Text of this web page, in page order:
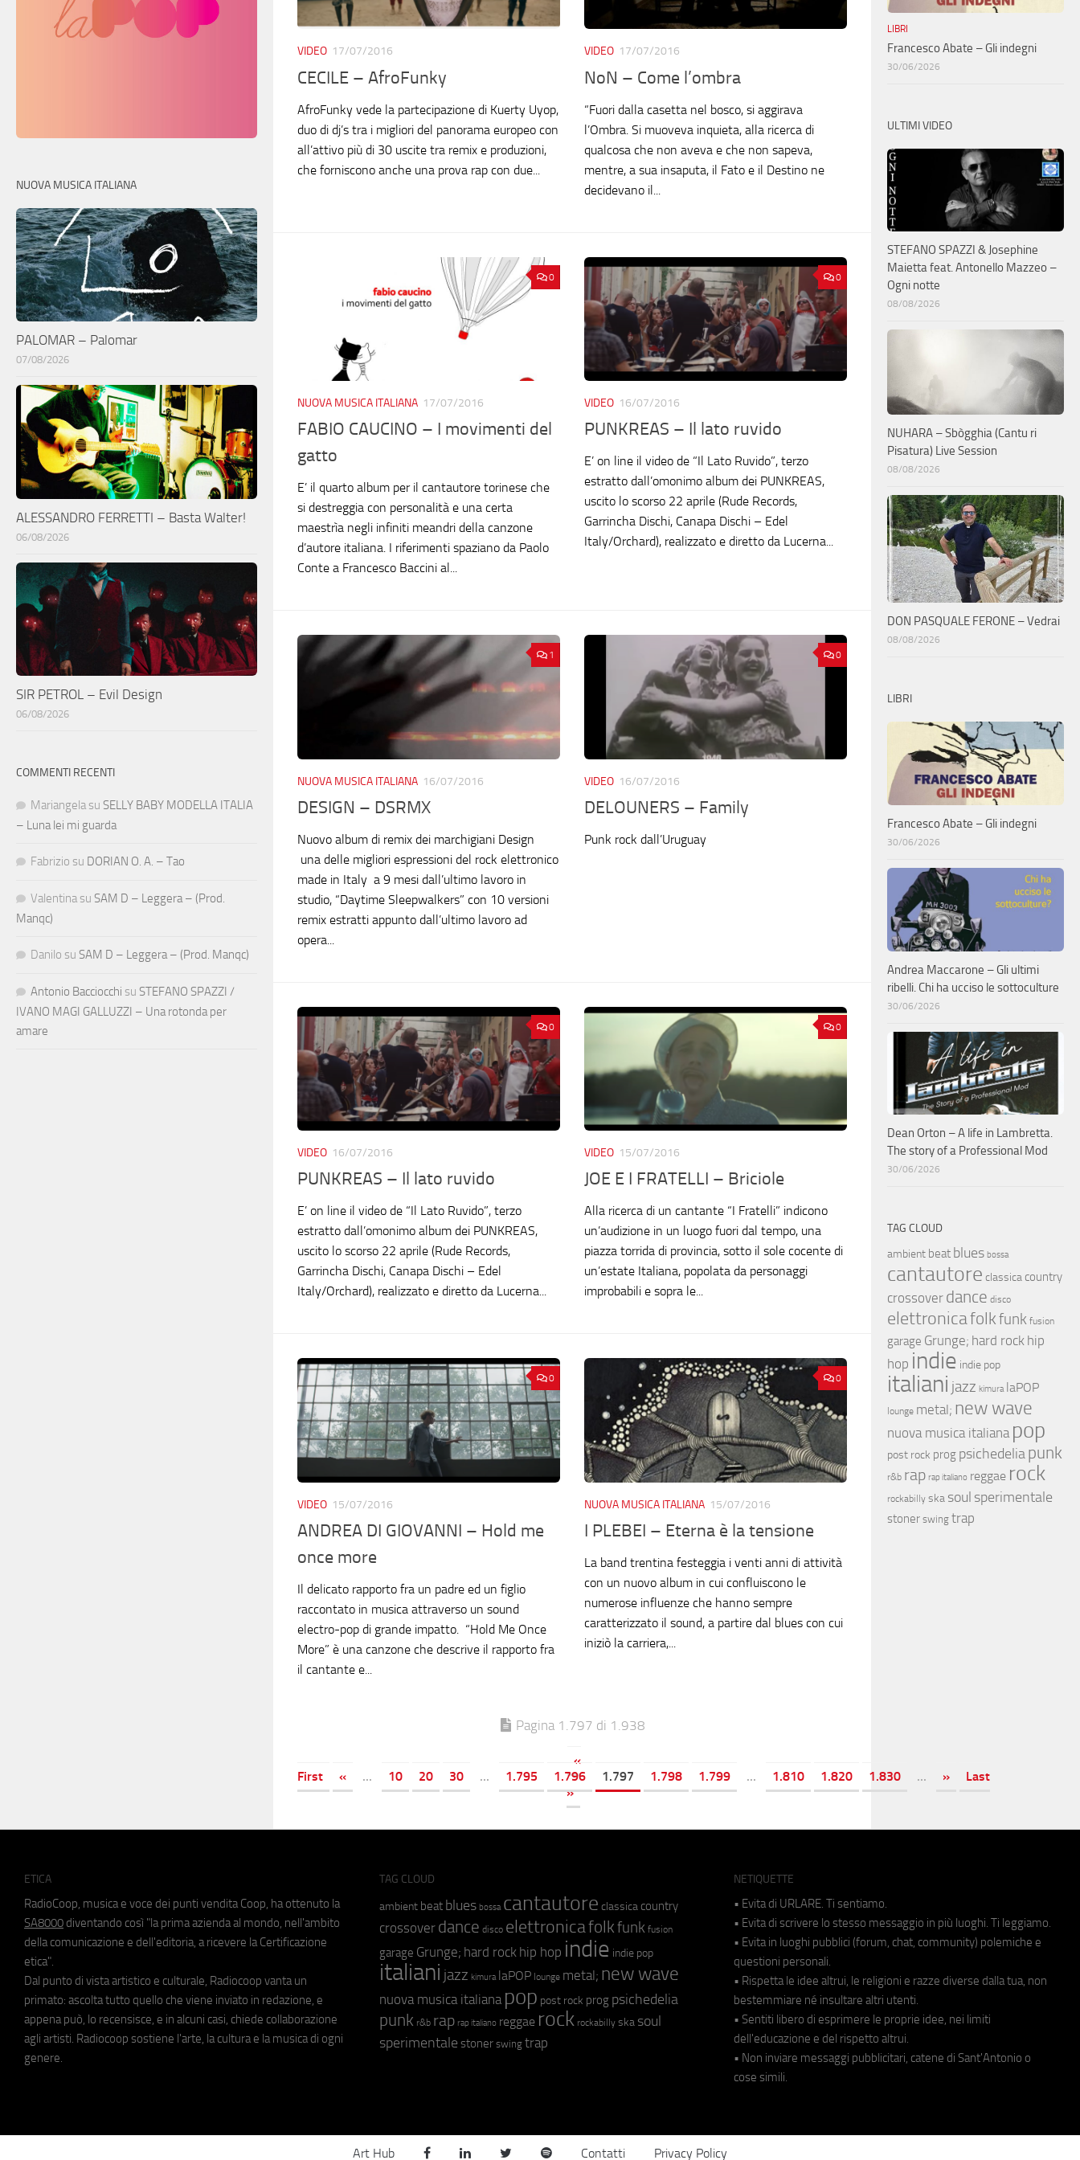
VIDEO 17/07/2016
CECILE – AfroFunky
AfroFunky vede la partecipazione di Kuerty Uyop,
duo di dj’s tra i migliori del panorama europeo con
all’attivo più di 30 uscite tra remix e produzioni,
che forniscono anche una prova rap con due...
VIDEO 17/07/2016
NoN – Come l’ombra
“Fuori dalla casetta nel bosco, si aggirava
l’Ombra. Si muoveva inquieta, alla ricerca di
qualcosa che non aveva e che non sapeva,
mentre, a sua insaputa, il Fato e il Destino ne
decidevano il...
0
NUOVA MUSICA ITALIANA 17/07/2016
FABIO CAUCINO – I movimenti del
gatto
E’ il quarto album per il cantautore torinese che
si destreggia con personalità e una certa
maestrìa negli infiniti meandri della canzone
d’autore italiana. I riferimenti spaziano da Paolo
Conte a Francesco Baccini al...
0
VIDEO 16/07/2016
PUNKREAS – Il lato ruvido
E’ on line il video de “Il Lato Ruvido”, terzo
estratto dall’omonimo album dei PUNKREAS,
uscito lo scorso 22 aprile (Rude Records,
Garrincha Dischi, Canapa Dischi – Edel
Italy/Orchard), realizzato e diretto da Lucerna...
1
NUOVA MUSICA ITALIANA 16/07/2016
DESIGN – DSRMX
Nuovo album di remix dei marchigiani Design
una delle migliori espressioni del rock elettronico
made in Italy a 9 mesi dall’ultimo lavoro in
studio, “Daytime Sleepwalkers” con 10 versioni
remix estratti appunto dall’ultimo lavoro ad
opera...
0
VIDEO 16/07/2016
DELOUNERS – Family
Punk rock dall’Uruguay
0
VIDEO 16/07/2016
PUNKREAS – Il lato ruvido
E’ on line il video de “Il Lato Ruvido”, terzo
estratto dall’omonimo album dei PUNKREAS,
uscito lo scorso 22 aprile (Rude Records,
Garrincha Dischi, Canapa Dischi – Edel
Italy/Orchard), realizzato e diretto da Lucerna...
0
VIDEO 15/07/2016
JOE E I FRATELLI – Briciole
Alla ricerca di un cantante “I Fratelli” indicono
un’audizione in un luogo fuori dal tempo, una
piazza torrida di provincia, sotto il sole cocente di
un’estate Italiana, popolata da personaggi
improbabili e sopra le...
0
VIDEO 15/07/2016
ANDREA DI GIOVANNI – Hold me
once more
Il delicato rapporto fra un padre ed un figlio
raccontato in musica attraverso un sound
electro-pop di grande impatto. “Hold Me Once
More” è una canzone che descrive il rapporto fra
il cantante e...
0
NUOVA MUSICA ITALIANA 15/07/2016
I PLEBEI – Eterna è la tensione
La band trentina festeggia i venti anni di attività
con un nuovo album in cui confluiscono le
numerose influenze che hanno sempre
caratterizzato il sound, a partire dal blues con cui
iniziò la carriera,...
Pagina 1.797 di 1.938
«
First
« ... 10 20 30 ... 1.795 1.796 1.797 1.798 1.799 ... 1.810 1.820 1.830 ... »
Last
»
NUOVA MUSICA ITALIANA
PALOMAR – Palomar
07/08/2026
ALESSANDRO FERRETTI – Basta Walter!
06/08/2026
SIR PETROL – Evil Design
06/08/2026
COMMENTI RECENTI
Mariangela su SELLY BABY MODELLA ITALIA
– Luna lei mi guarda
Fabrizio su DORIAN O. A. – Tao
Valentina su SAM D – Leggera – (Prod.
Manqc)
Danilo su SAM D – Leggera – (Prod. Manqc)
Antonio Bacciocchi su STEFANO SPAZZI /
IVANO MAGI GALLUZZI – Una rotonda per
amare
LIBRI
Francesco Abate – Gli indegni
30/06/2026
ULTIMI VIDEO
STEFANO SPAZZI & Josephine
Maietta feat. Antonello Mazzeo –
Ogni notte
08/08/2026
NUHARA – Sbògghia (Cantu ri
Pisatura) Live Session
08/08/2026
DON PASQUALE FERONE – Vedrai
08/08/2026
LIBRI
Francesco Abate – Gli indegni
30/06/2026
Andrea Maccarone – Gli ultimi
ribelli. Chi ha ucciso le sottoculture
30/06/2026
Dean Orton – A life in Lambretta.
The story of a Professional Mod
30/06/2026
TAG CLOUD
ambient beat blues bossa
cantautore classica country
crossover dance disco
elettronicafolkfunk fusion
garage Grunge; hard rock hip
hop indie indie pop
italiani jazz kimura laPOP
lounge metal; new wave
nuova musica italiana pop
post rock prog psichedeliapunk
r&b rap rap italiano reggae rock
rockabilly ska soul sperimentale
stoner swing trap
ETICA
RadioCoop, musica e voce dei punti vendita Coop, ha ottenuto la
SA8000 diventando così "la prima azienda al mondo, nell'ambito
della comunicazione e dell'editoria, a ricevere la Certificazione
etica".
Dal punto di vista artistico e culturale, Radiocoop vanta un
primato: ascolta tutto quello che viene inviato in redazione, e
appena può, lo recensisce, e in alcuni casi, chiede collaborazione
agli artisti. Radiocoop sostiene l'arte, la cultura e la musica di ogni
genere.
TAG CLOUD
ambient beat blues bossa cantautore classica country
crossover dance disco elettronicafolkfunk fusion
garage Grunge; hard rock hip hop indie indie pop
italiani jazz kimura laPOP lounge metal; new wave
nuova musica italiana pop post rock prog psichedelia
punk r&b rap rap italiano reggae rock rockabilly ska soul
sperimentale stoner swing trap
NETIQUETTE
• Evita di URLARE. Ti sentiamo.
• Evita di scrivere lo stesso messaggio in più luoghi. Ti leggiamo.
• Evita in luoghi pubblici (forum, chat, community) polemiche e
questioni personali.
• Rispetta le idee altrui, le religioni e razze diverse dalla tua, non
bestemmiare né insultare altri utenti.
• Sentiti libero di esprimere le proprie idee, nei limiti
dell'educazione e del rispetto altrui.
• Non inviare messaggi pubblicitari, catene di Sant'Antonio o
cose simili.
Art Hub Contatti Privacy Policy